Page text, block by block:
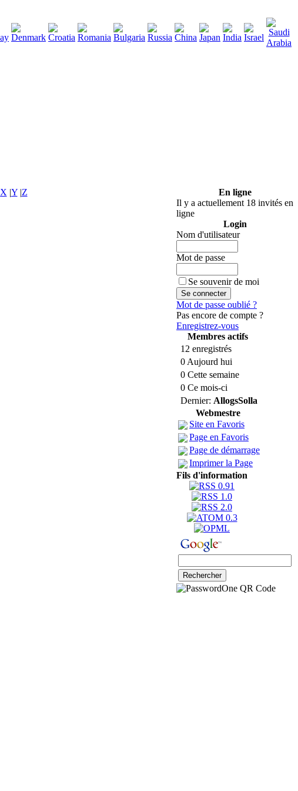
X |Y|Z
En ligne
Il y a actuellement 18 invités en
ligne
Login
Nom d'utilisateur
Mot de passe
Se souvenir de moi
Mot de passe oublié ?
Pas encore de compte ?
Enregistrez-vous
Membres actifs
12 enregistrés
0 Aujourd hui
0 Cette semaine
0 Ce mois-ci
Dernier: AllogsSolla
Webmestre
Site en Favoris
Page en Favoris
Page de démarrage
Imprimer la Page
Fils d'information